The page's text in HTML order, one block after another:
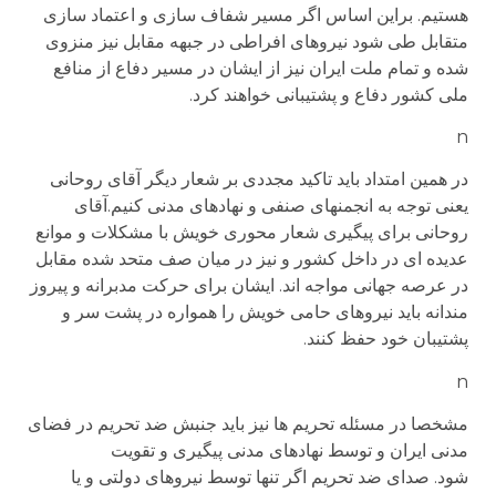
هستیم. براین اساس اگر مسیر شفاف سازی و اعتماد سازی
متقابل طی شود نیروهای افراطی در جبهه مقابل نیز منزوی
شده و تمام ملت ایران نیز از ایشان در مسیر دفاع از منافع
ملی کشور دفاع و پشتیبانی خواهند کرد.
n
در همین امتداد باید تاکید مجددی بر شعار دیگر آقای روحانی
یعنی توجه به انجمنهای صنفی و نهادهای مدنی کنیم.آقای
روحانی برای پیگیری شعار محوری خویش با مشکلات و موانع
عدیده ای در داخل کشور و نیز در میان صف متحد شده مقابل
در عرصه جهانی مواجه اند. ایشان برای حرکت مدبرانه و پیروز
مندانه باید نیروهای حامی خویش را همواره در پشت سر و
پشتیبان خود حفظ کنند.
n
مشخصا در مسئله تحریم ها نیز باید جنبش ضد تحریم در فضای
مدنی ایران و توسط نهادهای مدنی پیگیری و تقویت
شود. صدای ضد تحریم اگر تنها توسط نیروهای دولتی و یا